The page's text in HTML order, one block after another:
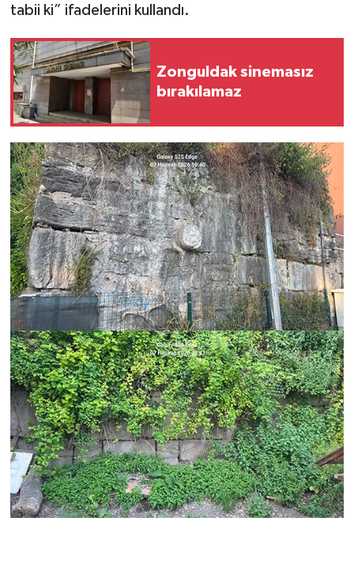
tabii ki” ifadelerini kullandı.
Zonguldak sinemasız
bırakılamaz